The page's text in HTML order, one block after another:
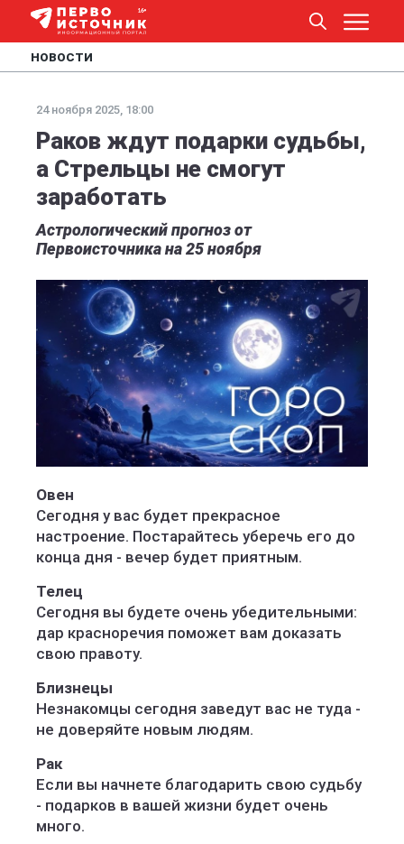
НОВОСТИ
24 ноября 2025, 18:00
Раков ждут подарки судьбы,
а Стрельцы не смогут
заработать
Астрологический прогноз от
Первоисточника на 25 ноября
Овен
Сегодня у вас будет прекрасное
настроение. Постарайтесь уберечь его до
конца дня - вечер будет приятным.
Телец
Сегодня вы будете очень убедительными:
дар красноречия поможет вам доказать
свою правоту.
Близнецы
Незнакомцы сегодня заведут вас не туда -
не доверяйте новым людям.
Рак
Если вы начнете благодарить свою судьбу
- подарков в вашей жизни будет очень
много.